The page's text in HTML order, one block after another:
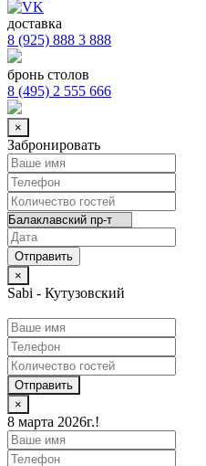
доставка
8 (925) 888 3 888
бронь столов
8 (495) 2 555 666
×
Забронировать
×
Sabi - Кутузовский
Отправить
×
8 марта 2026г.!